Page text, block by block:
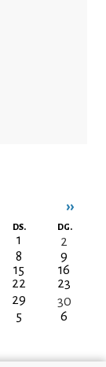
››
DS. DG.
1
2
8
9
15
16
22
23
29
30
5 6